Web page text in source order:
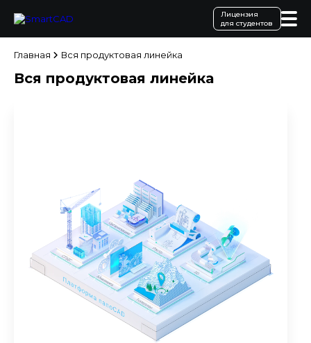
Лицензия
для студентов
Главная Вся продуктовая линейка
Вся продуктовая линейка